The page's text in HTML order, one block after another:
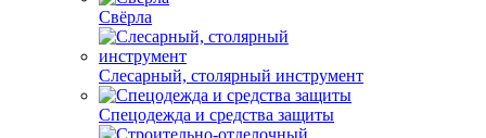
Свёрла
Слесарный, столярный инструмент
Спецодежда и средства защиты